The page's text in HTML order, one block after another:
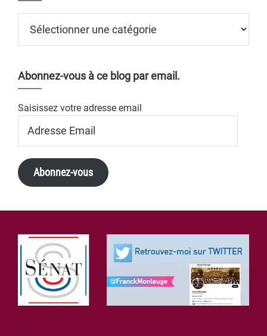
Abonnez-vous à ce blog par email.
Saisissez votre adresse email
Email
Abonnez-vous
Footer